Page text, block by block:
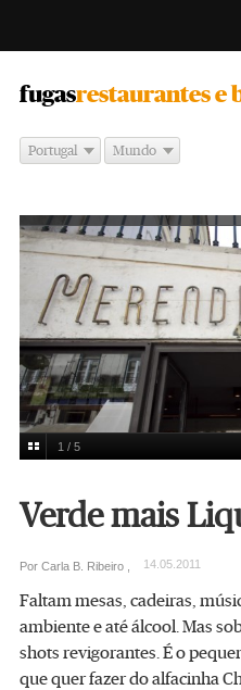
fugasrestaurantes e
Portugal Mundo
Liquid na Merendinha
1 / 5
Verde mais
Por Carla B. Ribeiro , 14.05.2011
Faltam mesas, cadeiras,
ambiente e até álcool. Mas
shots revigorantes. É o
que quer fazer do alfacinha